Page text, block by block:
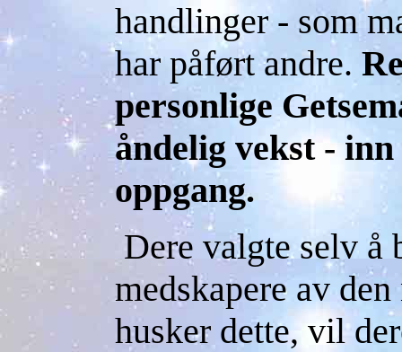
handlinger - som
har påført andre.
personlige
åndelig vekst -
oppgang.
Dere valgte selv
medskapere av
husker dette, vil